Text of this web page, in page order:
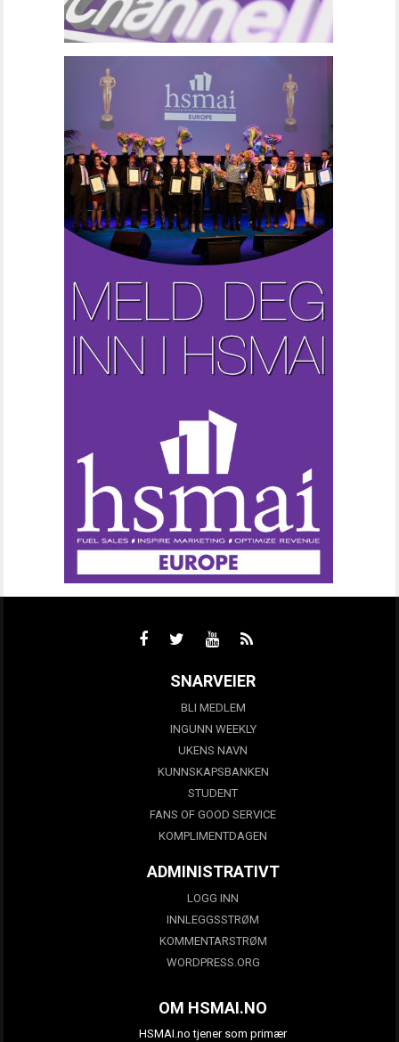
SNARVEIER
BLI MEDLEM
INGUNN WEEKLY
UKENS NAVN
KUNNSKAPSBANKEN
STUDENT
FANS OF GOOD SERVICE
KOMPLIMENTDAGEN
ADMINISTRATIVT
LOGG INN
INNLEGGSSTRØM
KOMMENTARSTRØM
WORDPRESS.ORG
OM HSMAI.NO
HSMAI.no tjener som primær